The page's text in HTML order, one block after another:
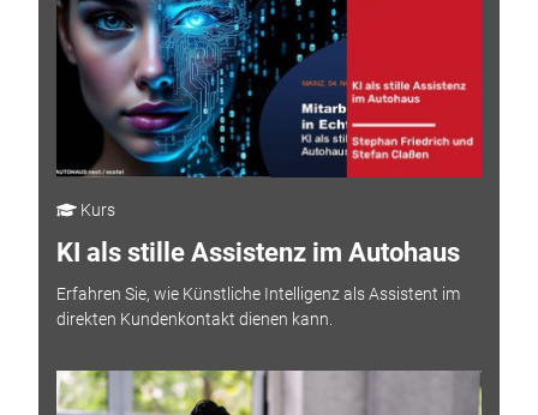
Kurs
KI als stille Assistenz im Autohaus
Erfahren Sie, wie Künstliche Intelligenz als Assistent im
direkten Kundenkontakt dienen kann.